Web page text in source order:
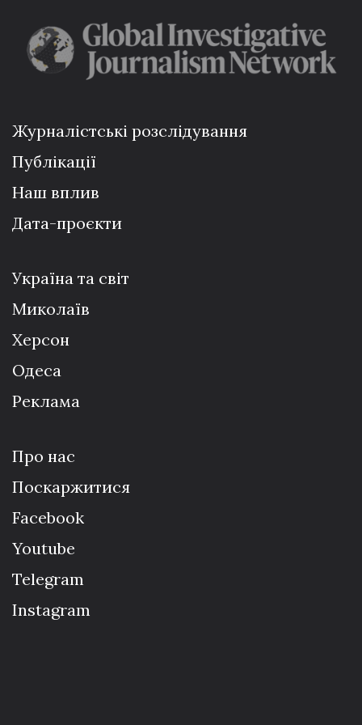
Журналістські розслідування
Публікації
Наш вплив
Дата-проєкти
Україна та світ
Миколаїв
Херсон
Одеса
Реклама
Про нас
Поскаржитися
Facebook
Youtube
Telegram
Instagram